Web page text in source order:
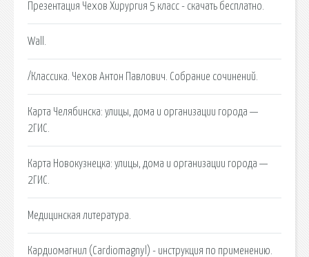
Презентация Чехов Хирургия 5 класс - скачать бесплатно.
Wall.
/Классика. Чехов Антон Павлович. Собрание сочинений.
Карта Челябинска: улицы, дома и организации города —
2ГИС.
Карта Новокузнецка: улицы, дома и организации города —
2ГИС.
Медицинская литература.
Кардиомагнил (Cardiomagnyl) - инструкция по применению.